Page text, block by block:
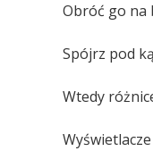
Obróć go na
Spójrz pod
Wtedy